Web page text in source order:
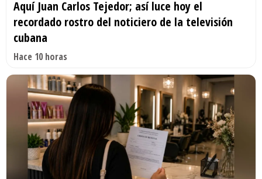
Aquí Juan Carlos Tejedor; así luce hoy el
recordado rostro del noticiero de la televisión
cubana
Hace 10 horas